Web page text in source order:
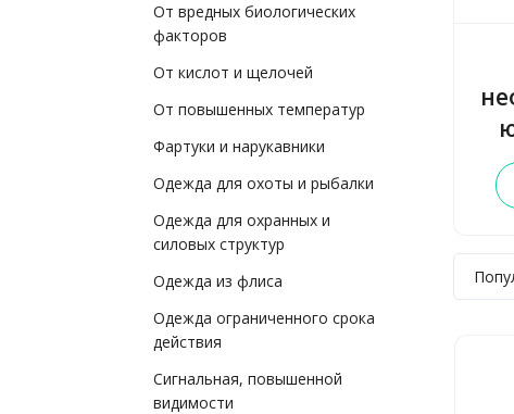
От вредных биологических
факторов
От кислот и щелочей
От повышенных температур
Фартуки и нарукавники
Одежда для охоты и рыбалки
Одежда для охранных и
силовых структур
Одежда из флиса
Одежда ограниченного срока
действия
Сигнальная, повышенной
видимости